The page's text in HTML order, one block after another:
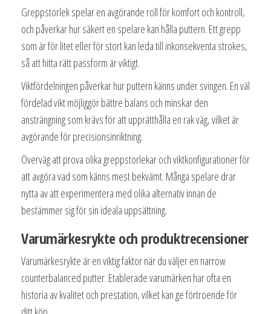
Greppstorlek spelar en avgörande roll för komfort och kontroll,
och påverkar hur säkert en spelare kan hålla puttern. Ett grepp
som är för litet eller för stort kan leda till inkonsekventa strokes,
så att hitta rätt passform är viktigt.
Viktfördelningen påverkar hur puttern känns under svingen. En väl
fördelad vikt möjliggör bättre balans och minskar den
ansträngning som krävs för att upprätthålla en rak väg, vilket är
avgörande för precisionsinriktning.
Överväg att prova olika greppstorlekar och viktkonfigurationer för
att avgöra vad som känns mest bekvämt. Många spelare drar
nytta av att experimentera med olika alternativ innan de
bestämmer sig för sin ideala uppsättning.
Varumärkesrykte och produktrecensioner
Varumärkesrykte är en viktig faktor när du väljer en narrow
counterbalanced putter. Etablerade varumärken har ofta en
historia av kvalitet och prestation, vilket kan ge förtroende för